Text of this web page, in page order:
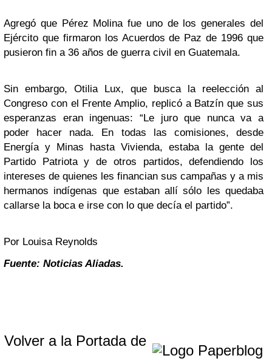
Agregó que Pérez Molina fue uno de los generales del
Ejército que firmaron los Acuerdos de Paz de 1996 que
pusieron fin a 36 años de guerra civil en Guatemala.
Sin embargo, Otilia Lux, que busca la reelección al
Congreso con el Frente Amplio, replicó a Batzín que sus
esperanzas eran ingenuas: “Le juro que nunca va a
poder hacer nada. En todas las comisiones, desde
Energía y Minas hasta Vivienda, estaba la gente del
Partido Patriota y de otros partidos, defendiendo los
intereses de quienes les financian sus campañas y a mis
hermanos indígenas que estaban allí sólo les quedaba
callarse la boca e irse con lo que decía el partido”.
Por Louisa Reynolds
Fuente: Noticias Aliadas.
Volver a la Portada de